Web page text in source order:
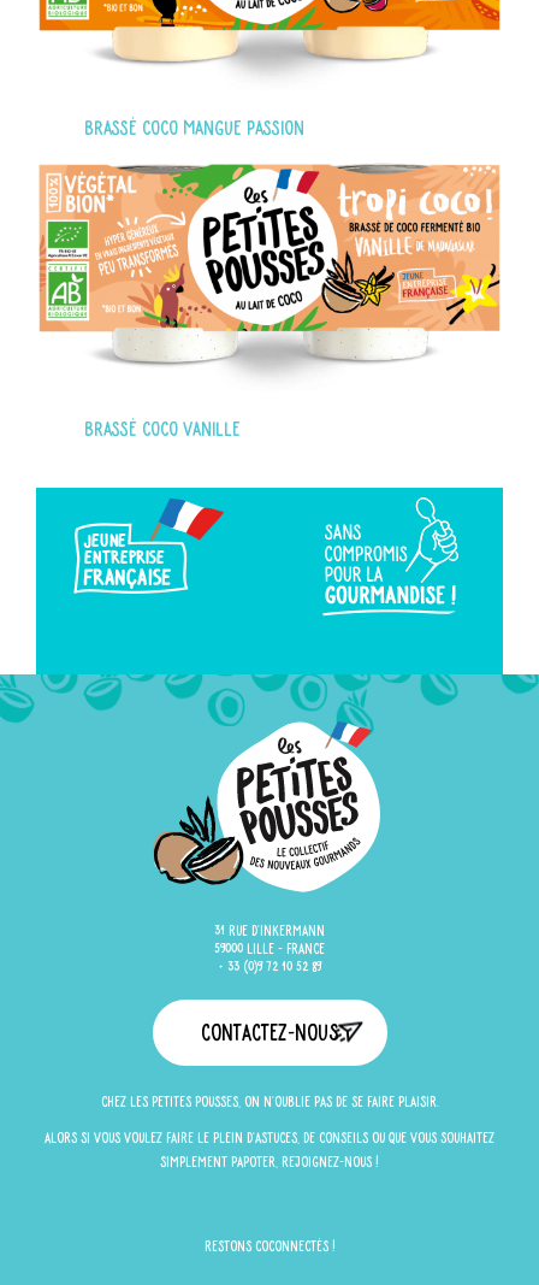
Brassé coco mangue passion
Brassé coco vanille
31 rue d'Inkermann
59000 Lille - France
+ 33 (0)9 72 10 52 89
Contactez-nous
Chez Les Petites Pousses, on n'oublie pas de se faire plaisir.
Alors si vous voulez faire le plein d'astuces, de conseils ou que vous souhaitez
simplement papoter, rejoignez-nous !
Restons Coconnectés !